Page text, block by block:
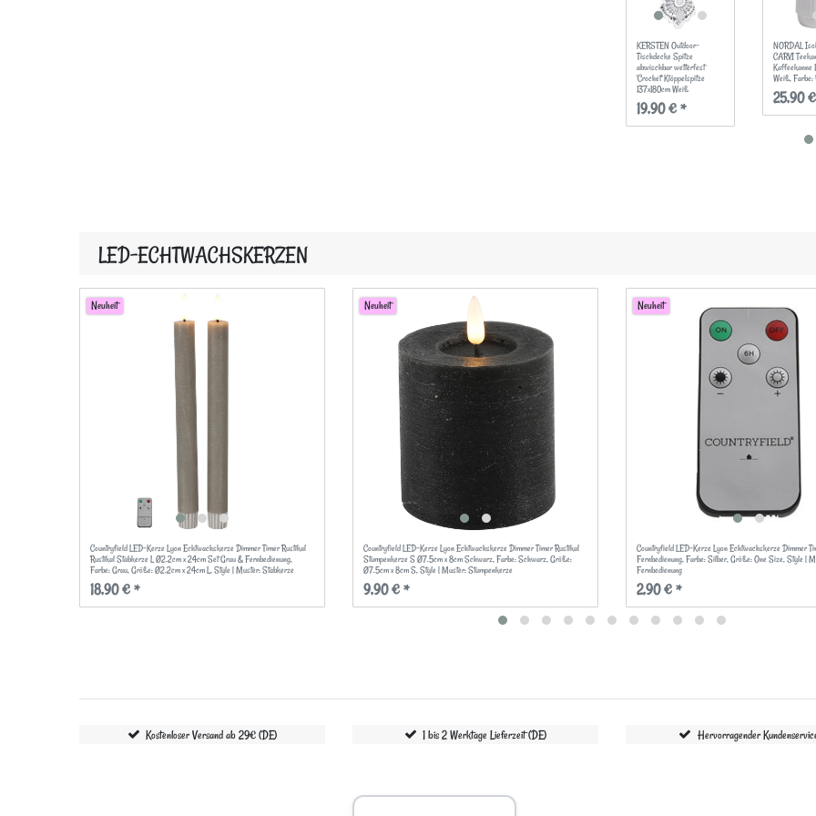
KERSTEN Outdoor-
Tischdecke Spitze
abwischbar wetterfest
'Crochet' Klöppelspitze
137x180cm Weiß
19,90 € *
NORDAL
CARVI
Kaffeekanne
Weiß, Farbe:
25,90
LED-ECHTWACHSKERZEN
Neuheit
Countryfield LED-Kerze Lyon Echtwachskerze Dimmer Timer Rustikal
Rustikal Stabkerze L Ø2.2cm x 24cm Set Grau & Fernbedienung,
Farbe: Grau, Größe: Ø2.2cm x 24cm L, Style | Muster: Stabkerze
18,90 € *
Neuheit
Countryfield LED-Kerze Lyon Echtwachskerze Dimmer Timer Rustikal
Stumpenkerze S Ø7.5cm x 8cm Schwarz, Farbe: Schwarz, Größe:
Ø7.5cm x 8cm S, Style | Muster: Stumpenkerze
9,90 € *
Neuheit
Countryfield LED-Kerze Lyon Echtwachskerze Dimmer
Fernbedienung, Farbe: Silber, Größe: One Size, Style |
Fernbedienung
2,90 € *
Kostenloser Versand ab 29€ (DE) 1 bis 2 Werktage Lieferzeit (DE) Hervorragender